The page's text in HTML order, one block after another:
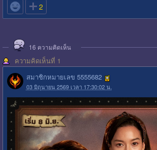
 2
16 ความคิดเห็น
ความคิดเห็นที่ 1
สมาชิกหมายเลข 5555682
03 มิถุนายน 2569 เวลา 17:30:02 น.